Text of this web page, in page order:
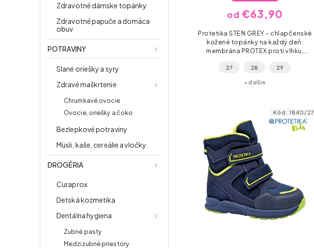
Zdravotné dámske topánky
Zdravotné papuče a domáca
obuv
POTRAVINY
Slané oriešky a syry
Zdravé maškrtenie
Chrumkavé ovocie
Ovocie, oriešky a čoko
Bezlepkové potraviny
Müsli, kaše, cereálie a vločky
DROGÉRIA
Curaprox
Detská kozmetika
Dentálna hygiena
Zubné pasty
Medzizubné priestory
od €63,90
Protetika STEN GREY – chlapčenské
kožené topánky na každý deň:
membrána PROTEX proti vlhku,
spevnená päta a suchy zips na
27 28 29
+ ďalšie
Kód:1840/27